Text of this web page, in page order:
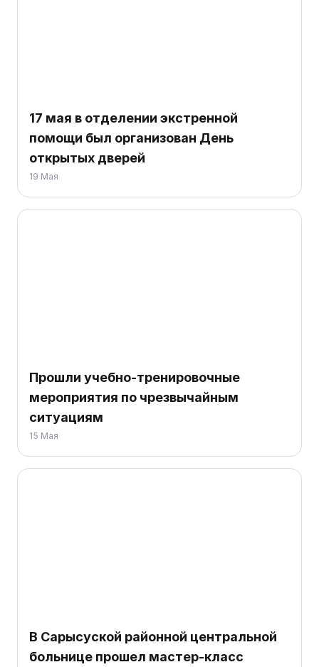
17 мая в отделении экстренной
помощи был организован День
открытых дверей
19 Мая
Прошли учебно-тренировочные
мероприятия по чрезвычайным
ситуациям
15 Мая
В Сарысуской районной центральной
больнице прошел мастер-класс